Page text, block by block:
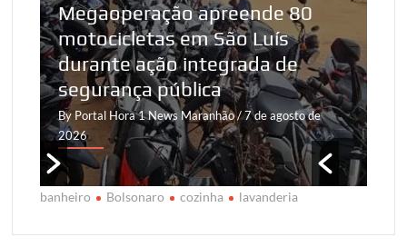
Megaoperação apreende 80
motocicletas em São Luís
durante ação integrada de
segurança pública
By Portal Hora 1 News Maranhão/ 7 de agosto de
2026
banheiro Bolsonaro cozinha lavanderia